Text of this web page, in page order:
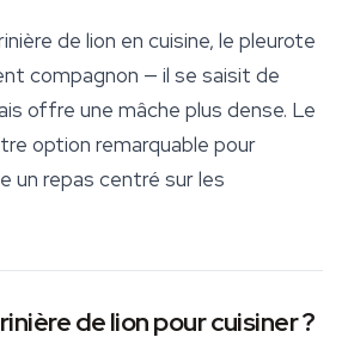
de lion en cuisine, le pleurote
compagnon — il se saisit de
offre une mâche plus dense. Le
option remarquable pour
un repas centré sur les
de lion pour cuisiner ?